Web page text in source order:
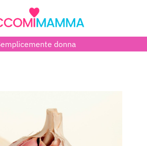
donna